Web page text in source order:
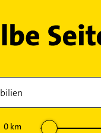
0km